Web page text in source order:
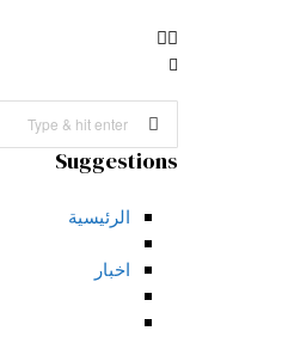
Suggestions
الرئيسية
اخبار